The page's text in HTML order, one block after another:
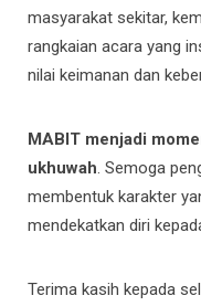
masyarakat sekitar,
rangkaian acara yang
nilai keimanan dan
MABIT menjadi
ukhuwah. Semoga
membentuk karakter
mendekatkan diri
Terima kasih kepada